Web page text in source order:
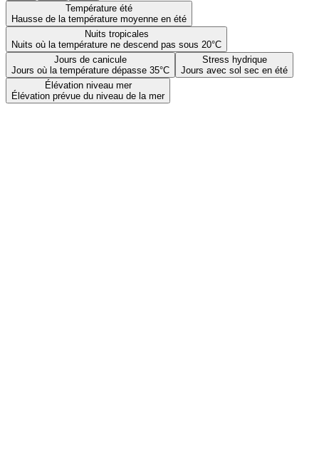
Température été
Hausse de la température moyenne en été
Nuits tropicales
Nuits où la température ne descend pas sous 20°C
Jours de canicule
Jours où la température dépasse 35°C
Stress hydrique
Jours avec sol sec en été
Élévation niveau mer
Élévation prévue du niveau de la mer